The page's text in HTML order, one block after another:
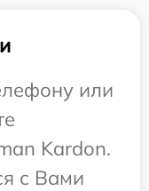
или
Kardon.
с Вами